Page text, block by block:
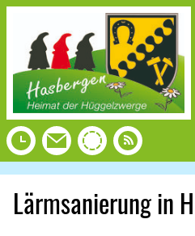
Lärmsanierung in